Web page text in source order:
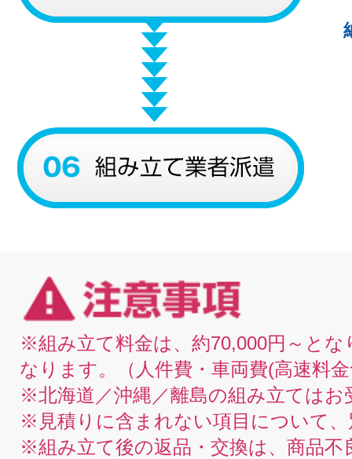
※組み立て料金は、約70,000円～と
なります。（人件費・車両費(高速料
※北海道／沖縄／離島の組み立てはお
※見積りに含まれない項目について
※組み立て後の返品・交換は、商品